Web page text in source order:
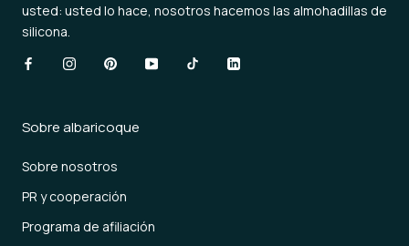
usted: usted lo hace, nosotros hacemos las almohadillas de
silicona.
Sobre albaricoque
Sobre nosotros
PR y cooperación
Programa de afiliación